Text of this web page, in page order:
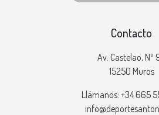
Contacto
Av. Castelao, Nº
15250 Muros
Llámanos: +34 665